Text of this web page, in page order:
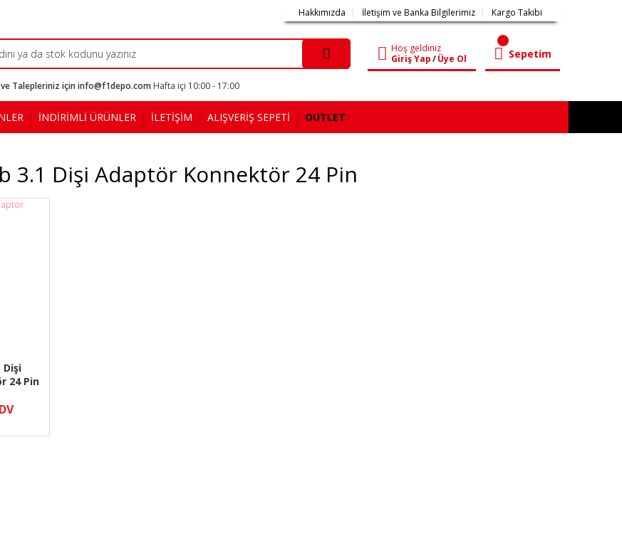
Hakkımızda İletişim ve Banka Bilgilerimiz Kargo Takibi
Hoş geldiniz
Giriş Yap/Üye Ol Sepetim
Talepleriniz için info@f1depo.com Hafta içi 10:00 - 17:00
İNDİRİMLİ ÜRÜNLER İLETİŞİM ALIŞVERİŞ SEPETİ OUTLET
3.1 Dişi Adaptör Konnektör 24 Pin
Dişi
24 Pin